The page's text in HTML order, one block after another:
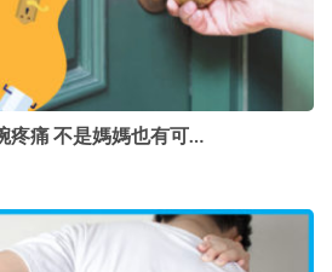
疼痛 不是媽媽也有可…